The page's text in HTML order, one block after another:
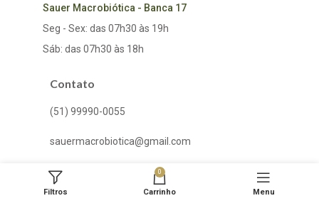
Sauer Macrobiótica - Banca 17
Seg - Sex: das 07h30 às 19h
Sáb: das 07h30 às 18h
Contato
(51) 99990-0055
sauermacrobiotica@gmail.com
CD de Entrega e Retiradas
Filtros
0
Carrinho Menu